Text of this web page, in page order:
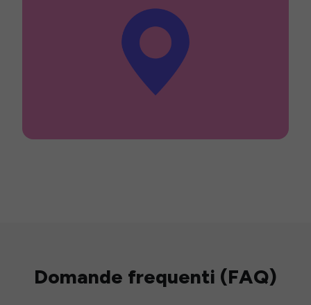
Domande frequenti (FAQ)